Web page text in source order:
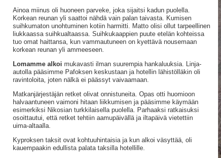
Ainoa miinus oli huoneen parveke, joka sijaitsi kadun puolella.
Korkean reunan yli saattoi nähdä vain palan taivasta. Kumisen
suihkumaton unohtuminen kotiin harmitti. Matto olisi ollut tarpeellinen
liukkaassa suihkualtaassa. Suihkukaappien puute etelän kohteissa
tuo omat haittansa, kun vammautuneen on kyettävä nousemaan
korkean reunan yli ammeeseen.
Lomamme alkoi mukavasti ilman suurempia hankaluuksia. Linja-
autolla pääsimme Pafoksen keskustaan ja hotellin lähistölläkin oli
ravintoloita, joten nälkä ei päässyt vaivaamaan.
Matkanjärjestäjän retket olivat onnistuneita. Opas otti huomioon
halvaantuneen vaimoni hitaan liikkumisen ja pääsimme käymään
esimerkiksi Nikosian turkkilaisella puolella. Parhaaksi ratkaisuksi
osoittautui, että retket tehtiin aamupäivällä ja iltapäivä vietettiin
uima-altaalla.
Kyproksen taksit ovat kohtuuhintaisia ja kun alkoi väsyttää, oli
kauempaakin edullista palata taksilla hotellille.